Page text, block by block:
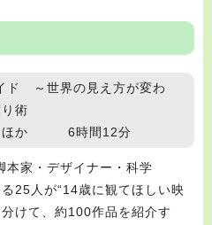
～世界の見え方が変わ
術
か 6時間12分
本家・デザイナー・科学
25人が“14歳に観てほしい映
けて、約100作品を紹介す